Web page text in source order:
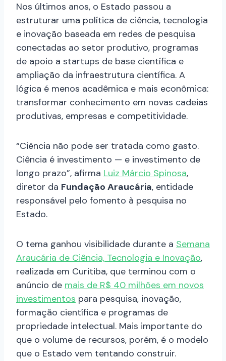
Nos últimos anos, o Estado passou a
estruturar uma política de ciência, tecnologia
e inovação baseada em redes de pesquisa
conectadas ao setor produtivo, programas
de apoio a startups de base científica e
ampliação da infraestrutura científica. A
lógica é menos acadêmica e mais econômica:
transformar conhecimento em novas cadeias
produtivas, empresas e competitividade.
“Ciência não pode ser tratada como gasto.
Ciência é investimento — e investimento de
longo prazo”, afirma Luiz Márcio Spinosa,
diretor da Fundação Araucária, entidade
responsável pelo fomento à pesquisa no
Estado.
O tema ganhou visibilidade durante a Semana
Araucária de Ciência, Tecnologia e Inovação,
realizada em Curitiba, que terminou com o
anúncio de mais de R$ 40 milhões em novos
investimentos para pesquisa, inovação,
formação científica e programas de
propriedade intelectual. Mais importante do
que o volume de recursos, porém, é o modelo
que o Estado vem tentando construir.